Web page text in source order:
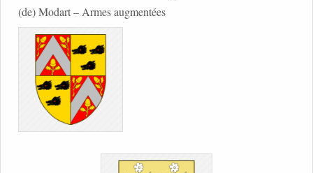
(de) Modart – Armes augmentées